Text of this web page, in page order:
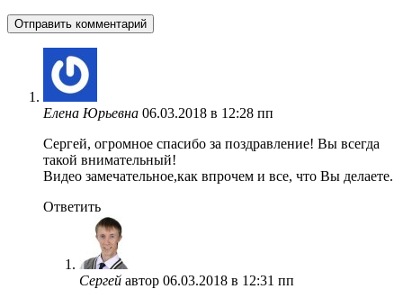
Елена Юрьевна 06.03.2018 в 12:28 пп
Сергей, огромное спасибо за поздравление! Вы всегда
такой внимательный!
Видео замечательное,как впрочем и все, что Вы делаете.
Ответить
Сергей автор 06.03.2018 в 12:31 пп